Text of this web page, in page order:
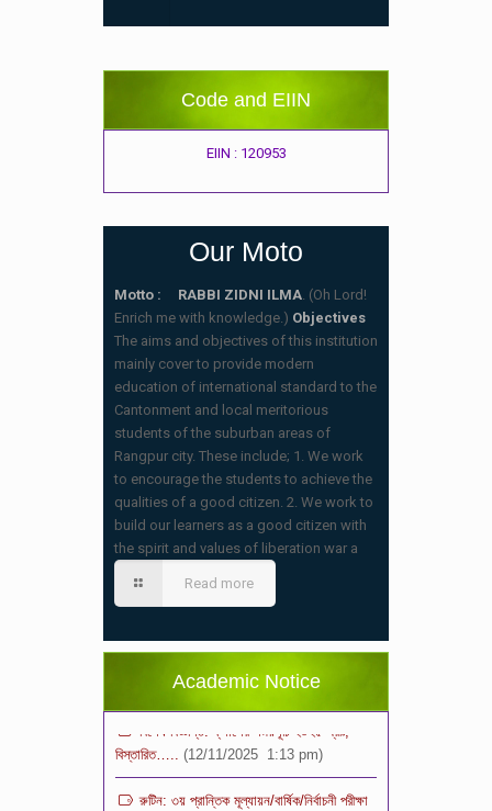
Code and EIIN
EIIN : 120953
Our Moto
Motto : RABBI ZIDNI ILMA. (Oh Lord!
Enrich me with knowledge.) Objectives
The aims and objectives of this institution
mainly cover to provide modern
education of international standard to the
Cantonment and local meritorious
students of the suburban areas of
Rangpur city. These include; 1. We work
to encourage the students to achieve the
qualities of a good citizen. 2. We work to
build our learners as a good citizen with
the spirit and values of liberation war a
Read more
Academic Notice
স্কুলের ছুটির তালিকা ও বর্ষপঞ্জি – ২০২৬
শ্রেণি পযর্ন্ত ফরম বিতরন চলছে… বিস্তারিত
বিশেষ বিজ্ঞপ্তি: ক্লাসের সময়সূচি ২০২৫ খ্রীঃ,
রুটিন: ৩য় প্রান্তিক মূল্যায়ন/বার্ষিক/নির্বাচনী পরীক্ষা
-২০২৫ খ্রীঃ, বিস্তারিত….. (12/11/2025 12:59